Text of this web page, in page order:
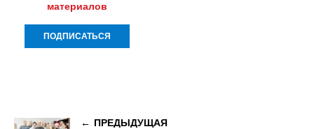
материалов
ПРЕДЫДУЩАЯ